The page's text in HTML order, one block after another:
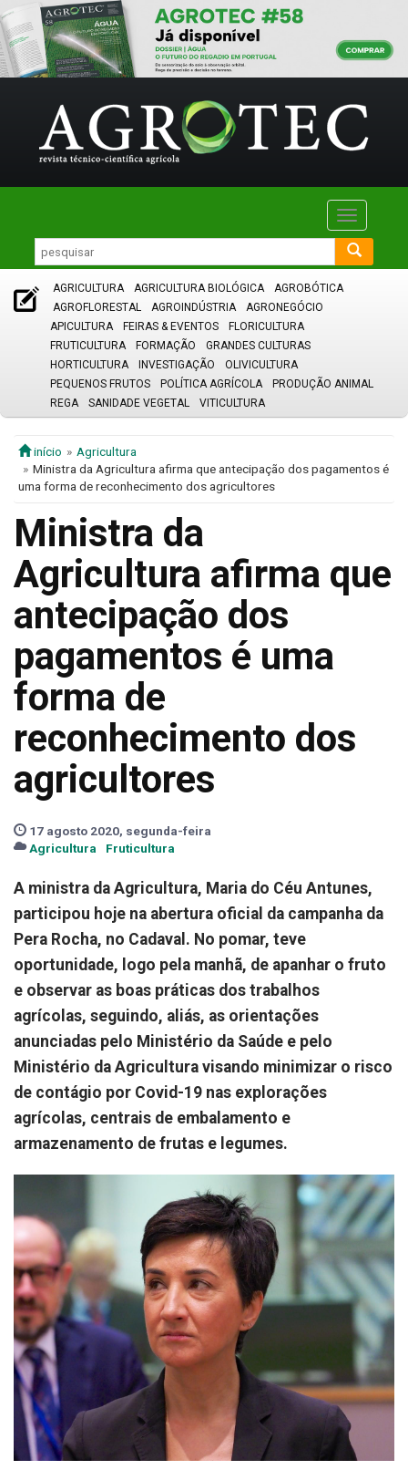
Toggle
AGRICULTURA AGRICULTURA BIOLÓGICA
AGROBÓTICA
AGROFLORESTAL
AGROINDÚSTRIA
AGRONEGÓCIO
APICULTURA
FEIRAS & EVENTOS
FLORICULTURA
FRUTICULTURA
FORMAÇÃO
GRANDES CULTURAS
HORTICULTURA
INVESTIGAÇÃO
OLIVICULTURA
PEQUENOS FRUTOS
POLÍTICA AGRÍCOLA
PRODUÇÃO ANIMAL
REGA
SANIDADE VEGETAL VITICULTURA
início
Agricultura
Ministra da Agricultura afirma que antecipação dos pagamentos é
uma forma de reconhecimento dos agricultores
Ministra da
Agricultura afirma que
antecipação dos
pagamentos é uma
forma de
reconhecimento dos
agricultores
17 agosto 2020, segunda-feira
Agricultura
Fruticultura
A ministra da Agricultura, Maria do Céu Antunes,
participou hoje na abertura oficial da campanha da
Pera Rocha, no Cadaval. No pomar, teve
oportunidade, logo pela manhã, de apanhar o fruto
e observar as boas práticas dos trabalhos
agrícolas, seguindo, aliás, as orientações
anunciadas pelo Ministério da Saúde e pelo
Ministério da Agricultura visando minimizar o risco
de contágio por Covid-19 nas explorações
agrícolas, centrais de embalamento e
armazenamento de frutas e legumes.